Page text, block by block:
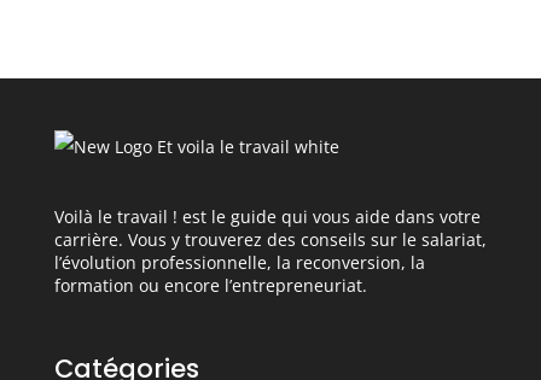
Voilà le travail ! est le guide qui vous aide dans votre
carrière. Vous y trouverez des conseils sur le salariat,
l’évolution professionnelle, la reconversion, la
formation ou encore l’entrepreneuriat.
Catégories